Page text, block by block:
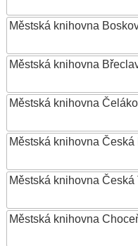
Městská knihovna
Městská knihovna
Městská knihovna
Městská knihovna Česká
Městská knihovna Česká
Městská knihovna